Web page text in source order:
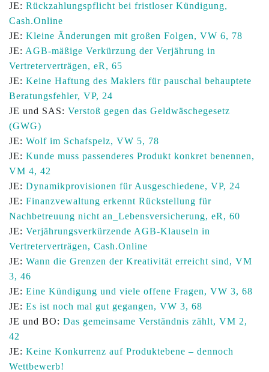
JE: Rückzahlungspflicht bei fristloser Kündigung,
Cash.Online
JE: Kleine Änderungen mit großen Folgen, VW 6, 78
JE: AGB-mäßige Verkürzung der Verjährung in
Vertreterverträgen, eR, 65
JE: Keine Haftung des Maklers für pauschal behauptete
Beratungsfehler, VP, 24
JE und SAS: Verstoß gegen das Geldwäschegesetz
(GWG)
JE: Wolf im Schafspelz, VW 5, 78
JE: Kunde muss passenderes Produkt konkret benennen,
VM 4, 42
JE: Dynamikprovisionen für Ausgeschiedene, VP, 24
JE: Finanzvewaltung erkennt Rückstellung für
Nachbetreuung nicht an_Lebensversicherung, eR, 60
JE: Verjährungsverkürzende AGB-Klauseln in
Vertreterverträgen, Cash.Online
JE: Wann die Grenzen der Kreativität erreicht sind, VM
3, 46
JE: Eine Kündigung und viele offene Fragen, VW 3, 68
JE: Es ist noch mal gut gegangen, VW 3, 68
JE und BO: Das gemeinsame Verständnis zählt, VM 2,
42
JE: Keine Konkurrenz auf Produktebene – dennoch
Wettbewerb!